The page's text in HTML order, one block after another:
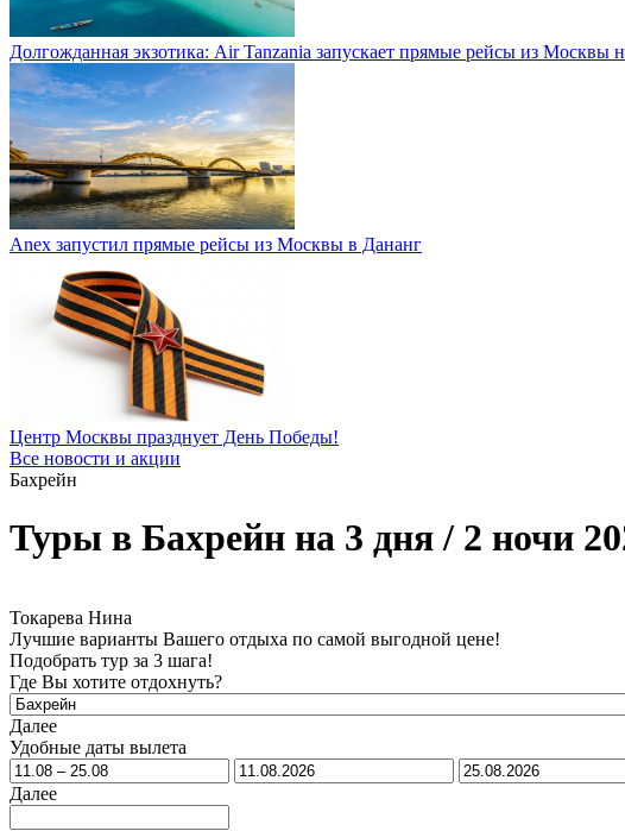
Долгожданная экзотика: Air Tanzania запускает прямые рейсы из Москвы
Anex запустил прямые рейсы из Москвы в Дананг
Центр Москвы празднует День Победы!
Все новости и акции
Бахрейн
Туры в Бахрейн на 3 дня / 2 ночи
Токарева Нина
Лучшие варианты Вашего отдыха по самой выгодной цене!
Подобрать тур за 3 шага!
Где Вы хотите отдохнуть?
Далее
Удобные даты вылета
Далее